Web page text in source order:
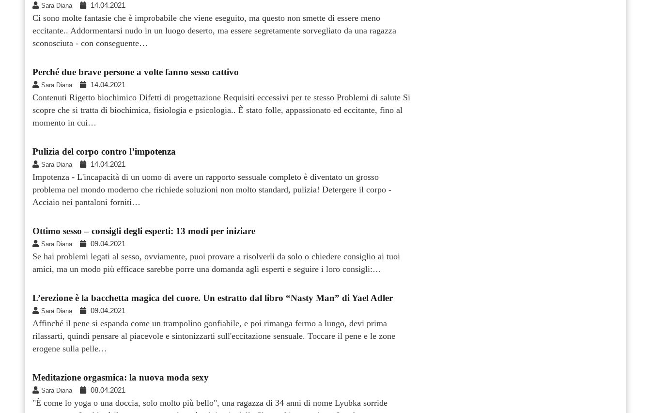
Sara Diana 14.04.2021
Ci sono molte fantasie che è improbabile che viene eseguito, ma questo non smette di essere meno
eccitante.. Addormentarsi nudo in un luogo deserto, ma essere segretamente sorvegliato da una ragazza
sconosciuta - con conseguente…
Perché due brave persone a volte fanno sesso cattivo
Sara Diana 14.04.2021
Contenuti Rigetto biochimico Difetti di progettazione Requisiti eccessivi per te stesso Problemi di salute Si
scopre che si tratta di biochimica, fisiologia e psicologia.. È stato folle, appassionato ed eccitante, fino al
momento in cui…
Pulizia del corpo contro l’impotenza
Sara Diana 14.04.2021
Impotenza - L'incapacità di un uomo di avere un rapporto sessuale completo è diventato un grosso
problema nel mondo moderno che richiede soluzioni non molto standard, pulizia! Detergere il corpo -
Acciaio nei pantaloni forniti…
Ottimo sesso – consigli degli esperti: 13 modi per iniziare
Sara Diana 09.04.2021
Se hai problemi legati al sesso, ovviamente, puoi provare a risolverli da solo o chiedere consiglio ai tuoi
amici, ma un modo più efficace sarebbe porre una domanda agli esperti e seguire i loro consigli:…
L’erezione è la bacchetta magica del cuore. Un estratto dal libro “Nasty Man” di Yael Adler
Sara Diana 09.04.2021
Affinché il pene si espanda come un trampolino gonfiabile, e poi rimanga fermo a lungo, devi prima
rilassarti, quindi pensare al piacevole e sintonizzarti sull'eccitazione sensuale. Toccare il pene e le zone
erogene sulla pelle…
Meditazione orgasmica: la nuova moda sexy
Sara Diana 08.04.2021
"È come lo yoga o una doccia, solo molto più bello", una ragazza di 34 anni di nome Lyubka sorride